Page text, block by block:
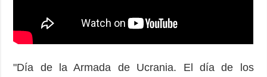
"Día de la Armada de Ucrania. El día de los